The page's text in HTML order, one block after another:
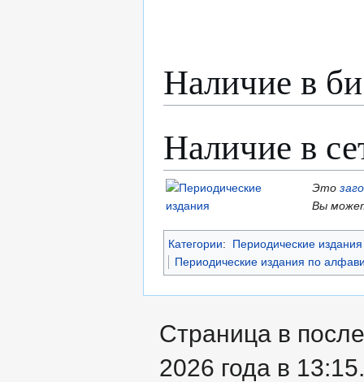
Наличие в
Наличие в
Это
Вы
Категории:
Периодические
Периодические издания по
Страница в
2026 года в 13:15.